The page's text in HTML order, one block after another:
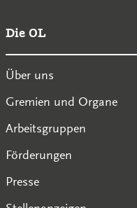
Die OL
Über uns
Gremien und Organe
Arbeitsgruppen
Förderungen
Presse